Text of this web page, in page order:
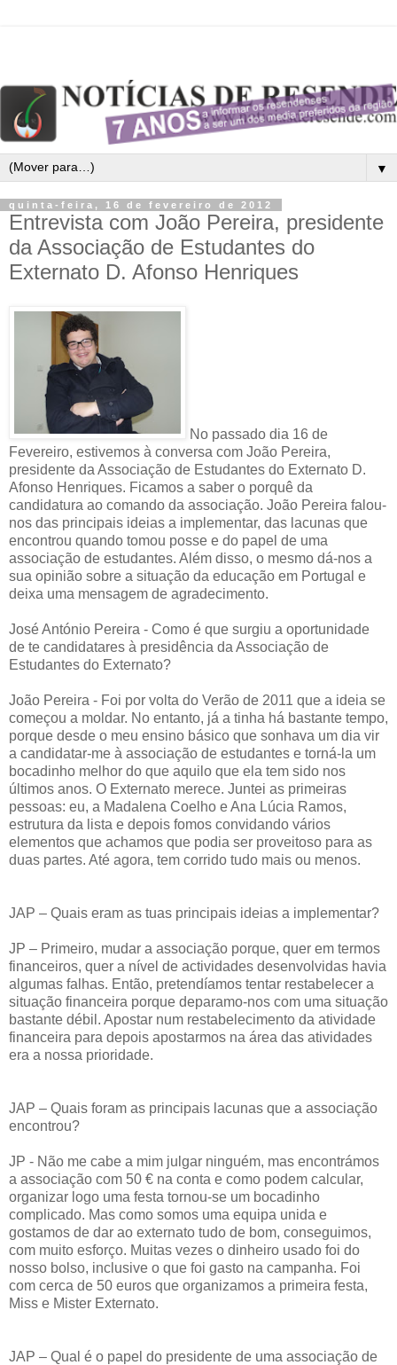
▼
quinta-feira, 16 de fevereiro de 2012
Entrevista com João Pereira, presidente
da Associação de Estudantes do
Externato D. Afonso Henriques
No passado dia 16 de
Fevereiro, estivemos à conversa com João Pereira,
presidente da Associação de Estudantes do Externato D.
Afonso Henriques. Ficamos a saber o porquê da
candidatura ao comando da associação. João Pereira falou-
nos das principais ideias a implementar, das lacunas que
encontrou quando tomou posse e do papel de uma
associação de estudantes. Além disso, o mesmo dá-nos a
sua opinião sobre a situação da educação em Portugal e
deixa uma mensagem de agradecimento.
José António Pereira - Como é que surgiu a oportunidade
de te candidatares à presidência da Associação de
Estudantes do Externato?
João Pereira - Foi por volta do Verão de 2011 que a ideia se
começou a moldar. No entanto, já a tinha há bastante tempo,
porque desde o meu ensino básico que sonhava um dia vir
a candidatar-me à associação de estudantes e torná-la um
bocadinho melhor do que aquilo que ela tem sido nos
últimos anos. O Externato merece. Juntei as primeiras
pessoas: eu, a Madalena Coelho e Ana Lúcia Ramos,
estrutura da lista e depois fomos convidando vários
elementos que achamos que podia ser proveitoso para as
duas partes. Até agora, tem corrido tudo mais ou menos.
JAP – Quais eram as tuas principais ideias a implementar?
JP – Primeiro, mudar a associação porque, quer em termos
financeiros, quer a nível de actividades desenvolvidas havia
algumas falhas. Então, pretendíamos tentar restabelecer a
situação financeira porque deparamo-nos com uma situação
bastante débil. Apostar num restabelecimento da atividade
financeira para depois apostarmos na área das atividades
era a nossa prioridade.
JAP – Quais foram as principais lacunas que a associação
encontrou?
JP - Não me cabe a mim julgar ninguém, mas encontrámos
a associação com 50 € na conta e como podem calcular,
organizar logo uma festa tornou-se um bocadinho
complicado. Mas como somos uma equipa unida e
gostamos de dar ao externato tudo de bom, conseguimos,
com muito esforço. Muitas vezes o dinheiro usado foi do
nosso bolso, inclusive o que foi gasto na campanha. Foi
com cerca de 50 euros que organizamos a primeira festa,
Miss e Mister Externato.
JAP – Qual é o papel do presidente de uma associação de